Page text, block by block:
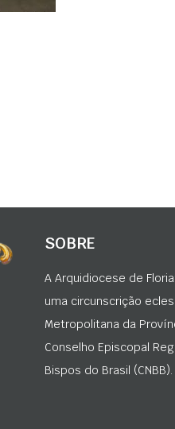
SOBRE
A Arquidiocese de
uma circunscrição
Metropolitana da
Conselho Episcopal
Bispos do Brasil